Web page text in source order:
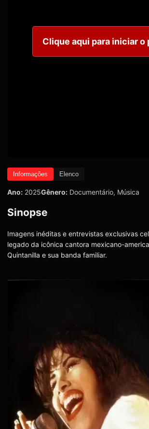
Clique aqui para iniciar o
Informações Elenco
Ano: 2025Gênero: Documentário, Música
Sinopse
Imagens inéditas e entrevistas exclusivas
legado da icônica cantora mexicano-
Quintanilla e sua banda familiar.